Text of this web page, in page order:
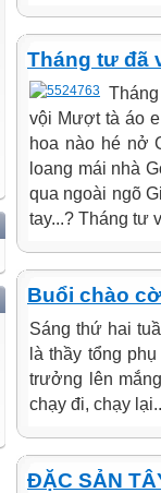
Tháng tư đã
vội Mượt tà áo
hoa nào hé nở
loang mái nhà
qua ngoài ngõ
tay...? Tháng tư
Buổi chào
Sáng thứ hai
là thầy tổng
trưởng lên
chạy đi, chạy
ĐẶC SẢN